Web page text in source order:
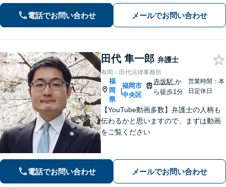
理の解決実績100件以上【刑事事件】粘
り強い交渉。迅速に接見します【当
電話でお問い合わせ メールでお問い合わせ
田代 隼一郎 弁護士
有岡・田代法律事務所
福
岡
県
|
福岡市
中央区
赤坂駅 か
ら徒歩1分
営業時間：本
日定休日
【YouTube動画多数】弁護士の人柄も
伝わるかと思いますので、まずは動画
をご覧ください
電話でお問い合わせ メールでお問い合わせ